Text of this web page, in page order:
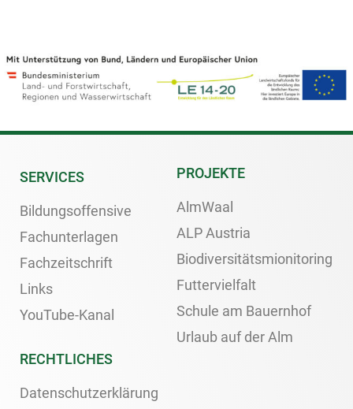
SERVICES
Bildungsoffensive
Fachunterlagen
Fachzeitschrift
Links
YouTube-Kanal
PROJEKTE
AlmWaal
ALP Austria
Biodiversitätsmionitoring
Futtervielfalt
Schule am Bauernhof
Urlaub auf der Alm
RECHTLICHES
Datenschutzerklärung